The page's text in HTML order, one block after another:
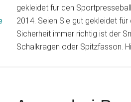
gekleidet für den
2014. Seien Sie gut gekleidet
Sicherheit immer richtig ist der
Schalkragen oder Spitzfasson.